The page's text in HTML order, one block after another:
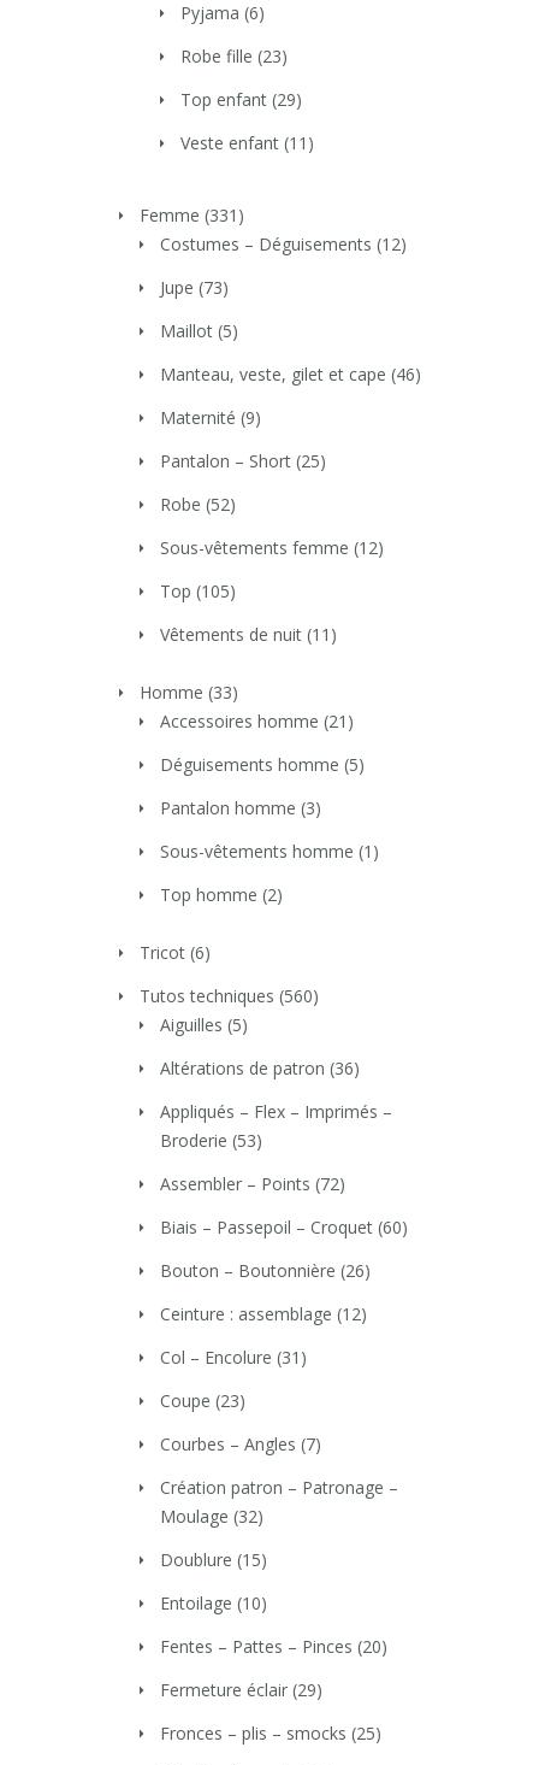
Pyjama (6)
Robe fille (23)
Top enfant (29)
Veste enfant (11)
Femme (331)
Costumes – Déguisements (12)
Jupe (73)
Maillot (5)
Manteau, veste, gilet et cape (46)
Maternité (9)
Pantalon – Short (25)
Robe (52)
Sous-vêtements femme (12)
Top (105)
Vêtements de nuit (11)
Homme (33)
Accessoires homme (21)
Déguisements homme (5)
Pantalon homme (3)
Sous-vêtements homme (1)
Top homme (2)
Tricot (6)
Tutos techniques (560)
Aiguilles (5)
Altérations de patron (36)
Appliqués – Flex – Imprimés –
Broderie (53)
Assembler – Points (72)
Biais – Passepoil – Croquet (60)
Bouton – Boutonnière (26)
Ceinture : assemblage (12)
Col – Encolure (31)
Coupe (23)
Courbes – Angles (7)
Création patron – Patronage –
Moulage (32)
Doublure (15)
Entoilage (10)
Fentes – Pattes – Pinces (20)
Fermeture éclair (29)
Fronces – plis – smocks (25)